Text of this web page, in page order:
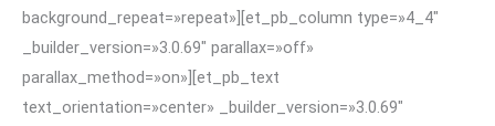
background_repeat=»repeat»][et_pb_column type=»4_4″
_builder_version=»3.0.69″ parallax=»off»
parallax_method=»on»][et_pb_text
text_orientation=»center» _builder_version=»3.0.69″